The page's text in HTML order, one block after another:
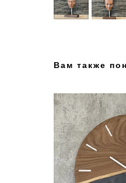
Вам также